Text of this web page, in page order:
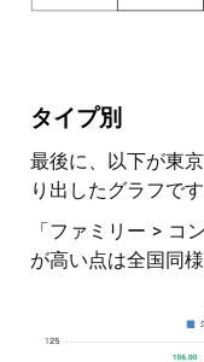
タイプ別
最後に、以下が東
り出したグラフです
「ファミリー > コ
が高い点は全国同